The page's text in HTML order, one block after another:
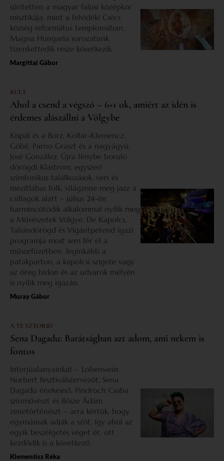
sűrítetten a magyar falusi középkor
misztikája, mint a felvidéki Csécs
község református templomában.
Magna Hungaria sorozatunk
tizenkettedik része következik.
Margittai Gábor
KULT
Ahol a csend a végszó – 6+1 ok, amiért az idén is
érdemes alászállni a Völgybe
Kispál és a Borz, Kollár-Klemencz,
Góbé, Parno Graszt és a nagyágyú:
José González. Újra fénybe boruló
dörögdi Klastrom, egyszeri
szimfonikus találkozások, vers és
mezítlábas folk, világzene meg jazz a
csillagok alatt – július 24-én
harmincötödik alkalommal nyílik meg
a Művészetek Völgye. De Kapolcs,
Taliándörögd és Vigántpetend igazi
programja most sem fér el a
műsorfüzetben: leginkább a
patakparton, a kapolcsi szigete vagy
az öreg hídon és az udvarok mélyén
is nyílik meg igazán.
Muray Gábor
A TE SZTORID
Sena Dagadu: Barátságban azt adom, ami nekem is
fontos
Interjúalanyainkat – Lobenwein
Norbert fesztiválszervezőt, Sena
Dagadu énekesnő, Pindroch Csaba
színművészt és Bősze Ádám
zenetörténészt – arra kértük, hogy
egymásnak adják a szót, így ahol az
egyik beszélgetés véget ér, ott
kezdődik is a következő.
Klementisz Réka